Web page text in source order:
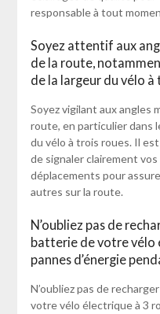
responsable à tout
Soyez attentif aux
de la route,
de la largeur du vélo à
Soyez vigilant aux angles
route, en particulier dans
du vélo à trois roues. Il
de signaler clairement
déplacements pour
autres sur la route.
N’oubliez pas de
batterie de votre vélo
pannes d’énergie
N’oubliez pas de
votre vélo électrique à 3